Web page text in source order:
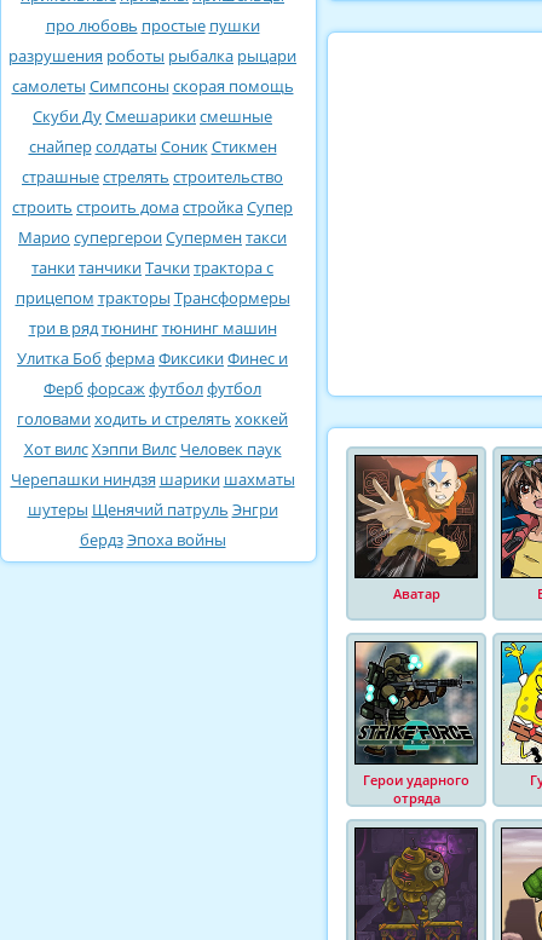
про любовь простые пушки
разрушения роботы рыбалка рыцари
самолеты Симпсоны скорая помощь
Скуби ДуСмешарикисмешные
снайперсолдаты СоникСтикмен
страшныестрелять строительство
строить строить домастройкаСупер
Марио супергероиСуперментакси
танкитанчикиТачкитрактора с
прицепом тракторы Трансформеры
три в рядтюнингтюнинг машин
Улитка Боб фермаФиксикиФинес и
Ферб форсажфутболфутбол
головамиходить и стрелять хоккей
Хот вилсХэппи Вилс Человек паук
Черепашки ниндзя шарики шахматы
шутеры Щенячий патруль Энгри
бердзЭпоха войны
Аватар
Герои ударного
отряда